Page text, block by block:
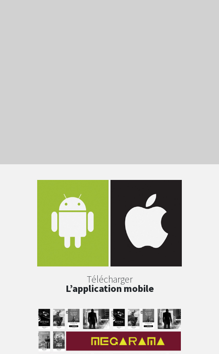
Télécharger
L’application mobile